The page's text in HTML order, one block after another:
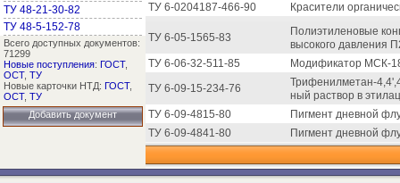
ТУ 48-21-30-82
ТУ 48-5-152-78
Всего доступных документов:
71299
Новые поступления: ГОСТ,
ОСТ, ТУ
Новые карточки НТД: ГОСТ,
ОСТ, ТУ
Добавить документ
ТУ 6-0204187-466-90
Красители
ТУ 6-05-1565-83
Полиэтиленовые
высокого давления
ТУ 6-06-32-511-85
Модификатор МСК-
ТУ 6-09-15-234-76
Трифенилметан-
ный раствор в
ТУ 6-09-4815-80
Пигмент дневной
ТУ 6-09-4841-80
Пигмент дневной